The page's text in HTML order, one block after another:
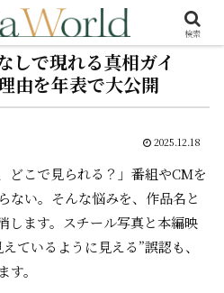
しで現れる真相ガイ
由を年表で大公開
2025.12.18
どこで見られる？」――番組やCMを
ない。そんな悩みを、作品名と
します。スチール写真と本編映
ているように見える”誤認も、
。
検索